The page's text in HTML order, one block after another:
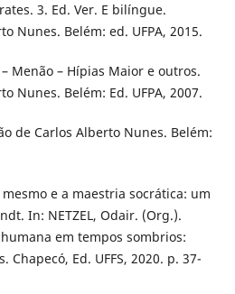
3. Ed. Ver. E bilíngue.
Nunes. Belém: ed. UFPA, 2015.
Menão – Hípias Maior e outros.
Nunes. Belém: Ed. UFPA, 2007.
de Carlos Alberto Nunes. Belém:
e a maestria socrática: um
In: NETZEL, Odair. (Org.).
em tempos sombrios:
Chapecó, Ed. UFFS, 2020. p. 37-